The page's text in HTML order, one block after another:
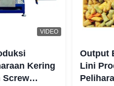
VIDEO
Kering
Screw
Output
Lini